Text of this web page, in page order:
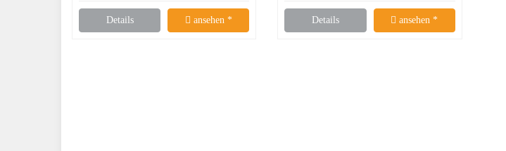
Details ansehen * Details ansehen *